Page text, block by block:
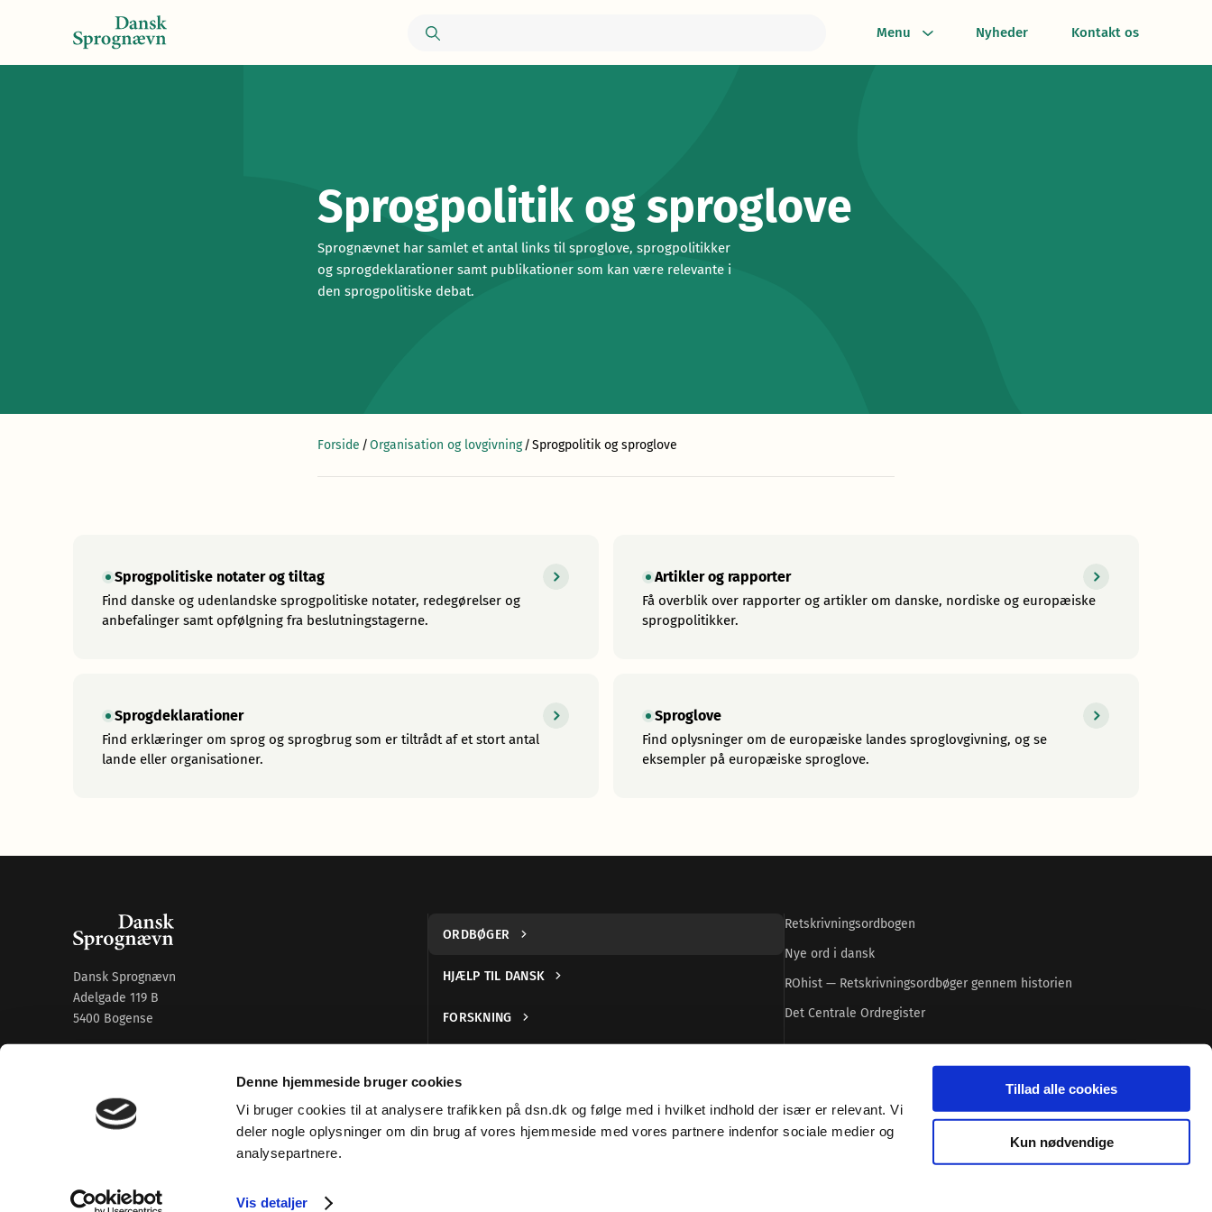
Denne hjemmeside bruger cookies
Vi bruger cookies til at analysere trafikken på dsn.dk og følge med i hvilket indhold der især er relevant. Vi
deler nogle oplysninger om din brug af vores hjemmeside med vores partnere indenfor sociale medier og
analysepartnere.
Vis detaljer
Tillad alle cookies
Kun nødvendige
Menu Nyheder Kontakt os
Sprogpolitik og sproglove
Sprognævnet har samlet et antal links til sproglove, sprogpolitikker
og sprogdeklarationer samt publikationer som kan være relevante i
den sprogpolitiske debat.
Forside /Organisation og lovgivning/Sprogpolitik og sproglove
Sprogpolitiske notater og tiltag
Find danske og udenlandske sprogpolitiske notater, redegørelser og
anbefalinger samt opfølgning fra beslutningstagerne.
Artikler og rapporter
Få overblik over rapporter og artikler om danske, nordiske og europæiske
sprogpolitikker.
Sprogdeklarationer
Find erklæringer om sprog og sprogbrug som er tiltrådt af et stort antal
lande eller organisationer.
Sproglove
Find oplysninger om de europæiske landes sproglovgivning, og se
eksempler på europæiske sproglove.
Dansk Sprognævn
Adelgade 119 B
5400 Bogense
33 74 74 00·adm@dsn.dk
Se ogsåAfdeling for Dansk Tegnsprog
ORDBØGER
HJÆLP TIL DANSK
FORSKNING
DANSK TEGNSPROG
ORGANISATION OG LOVGIVNING
Retskrivningsordbogen
Nye ord i dansk
ROhist — Retskrivningsordbøger gennem historien
Det Centrale Ordregister